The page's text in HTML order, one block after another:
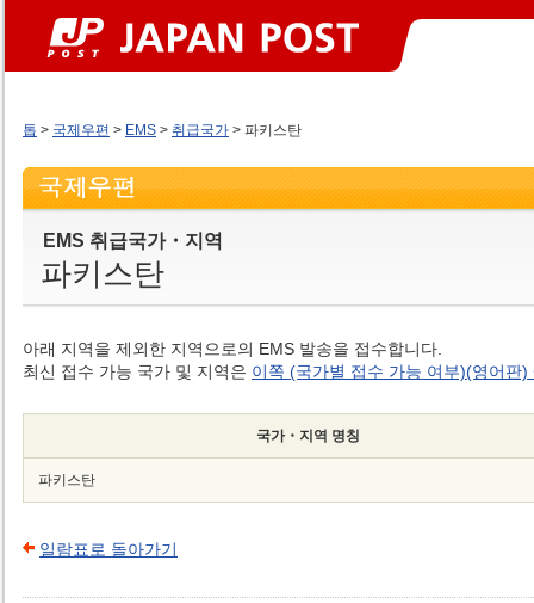
톱 > 국제우편 > EMS > 취급국가 > 파키스탄
EMS 취급국가・지역
파키스탄
아래 지역을 제외한 지역으로의 EMS 발송을 접수합니다.
최신 접수 가능 국가 및 지역은 이쪽 (국가별 접수 가능 여부)(영어판)
국가・지역 명칭
파키스탄
일람표로 돌아가기